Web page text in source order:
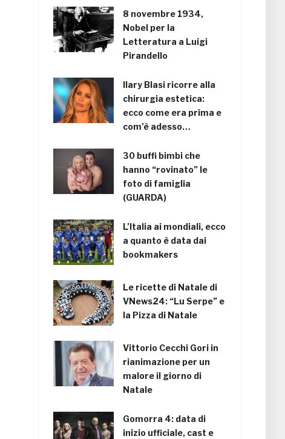
8 novembre 1934,
Nobel per la
Letteratura a Luigi
Pirandello
Ilary Blasi ricorre alla
chirurgia estetica:
ecco come era prima e
com’è adesso…
30 buffi bimbi che
hanno “rovinato” le
foto di famiglia
(GUARDA)
L’Italia ai mondiali, ecco
a quanto è data dai
bookmakers
Le ricette di Natale di
VNews24: “Lu Serpe” e
la Pizza di Natale
Vittorio Cecchi Gori in
rianimazione per un
malore il giorno di
Natale
Gomorra 4: data di
inizio ufficiale, cast e